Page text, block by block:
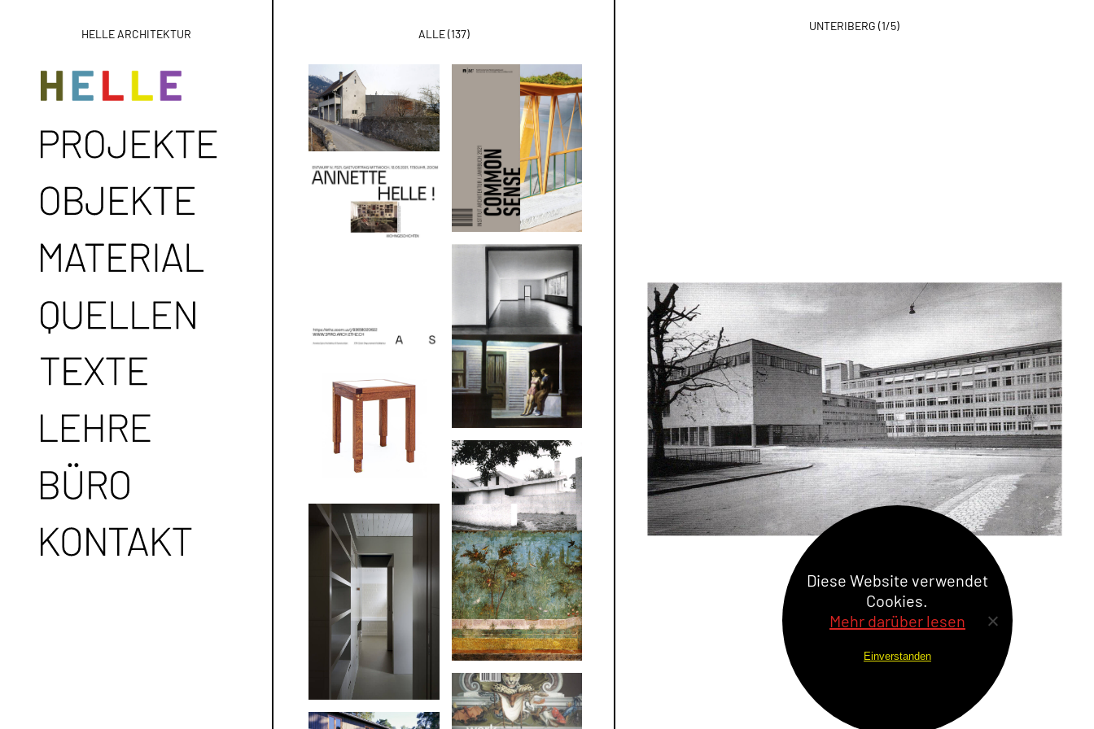
HELLE ARCHITEKTUR ALLE (137)
UNTERIBERG (1/5)
Diese Website verwendet
Cookies.
Mehr darüber lesen
Einverstanden